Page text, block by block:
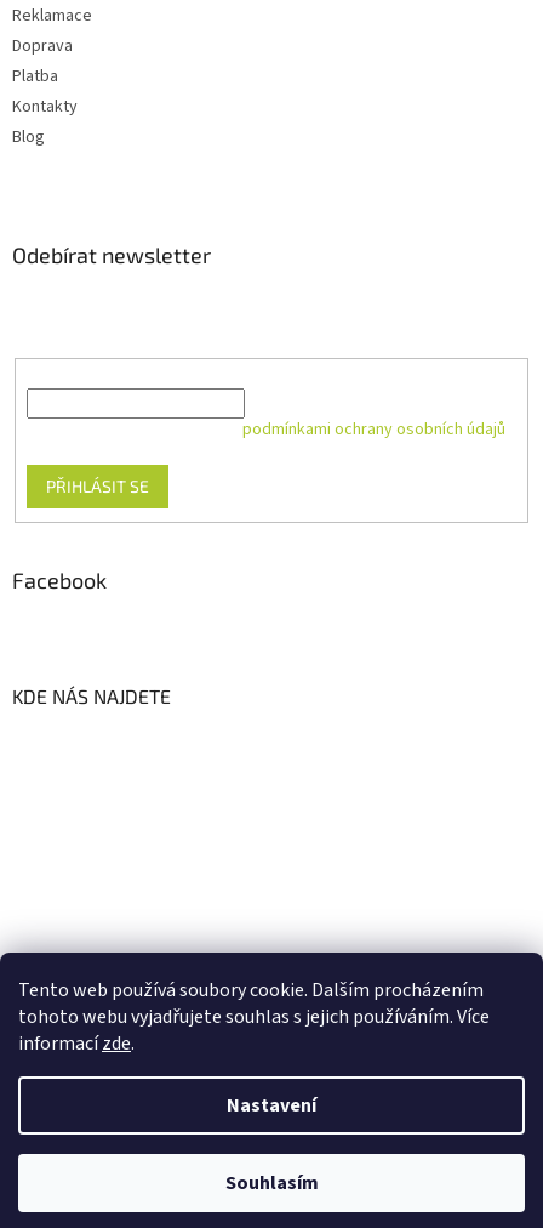
Tento web používá soubory cookie. Dalším procházením
tohoto webu vyjadřujete souhlas s jejich používáním. Více
informacízde.
Nastavení
Souhlasím
Reklamace
Doprava
Platba
Kontakty
Blog
Odebírat newsletter
podmínkami ochrany osobních údajů
PŘIHLÁSIT SE
Facebook
KDE NÁS NAJDETE
Copyright 2026GoFresh | Zdravé a čerstvé BIO potraviny.
Všechna práva vyhrazena.Upravit nastavení cookies